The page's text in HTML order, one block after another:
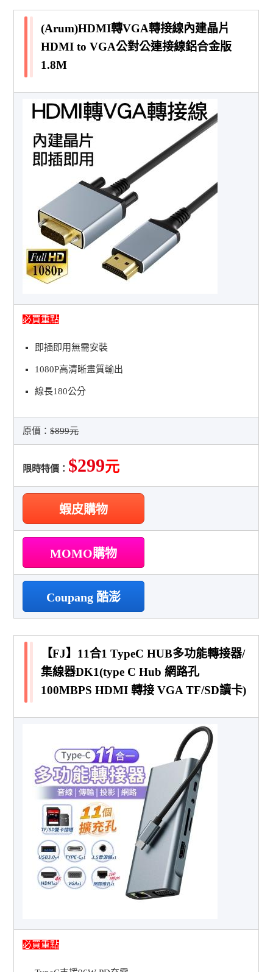
(Arum)HDMI轉VGA轉接線內建晶片
HDMI to VGA公對公連接線鋁合金版
1.8M
必買重點
即插即用無需安裝
1080P高清晰畫質輸出
線長180公分
原價：$899元
限時特價： $299元
蝦皮購物
MOMO購物
Coupang 酷澎
【FJ】11合1 TypeC HUB多功能轉接器/
集線器DK1(type C Hub 網路孔
100MBPS HDMI 轉接 VGA TF/SD讀卡)
必買重點